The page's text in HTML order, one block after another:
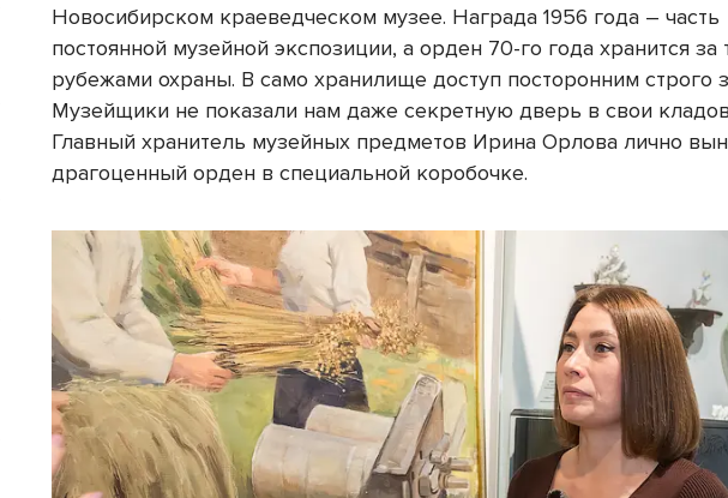
Новосибирском краеведческом музее. Награда 1956 года – часть
постоянной музейной экспозиции, а орден 70-го года хранится за
рубежами охраны. В само хранилище доступ посторонним строго
Музейщики не показали нам даже секретную дверь в свои
Главный хранитель музейных предметов Ирина Орлова лично
драгоценный орден в специальной коробочке.